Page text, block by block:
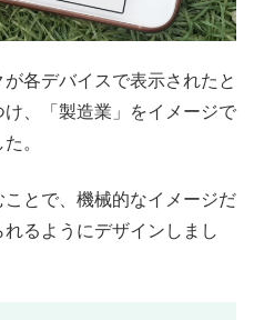
各デバイスで表示されたと
、「製造業」をイメージで
。
とで、機械的なイメージだ
るようにデザインしまし